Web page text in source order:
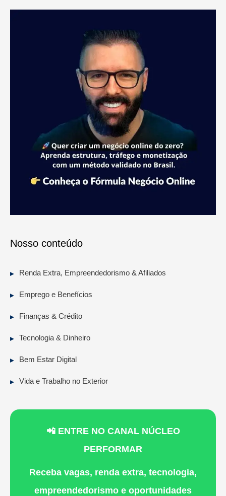
Nosso conteúdo
Renda Extra, Empreendedorismo & Afiliados
Emprego e Benefícios
Finanças & Crédito
Tecnologia & Dinheiro
Bem Estar Digital
Vida e Trabalho no Exterior
📲 ENTRE NO CANAL NÚCLEO
PERFORMAR
Receba vagas, renda extra, tecnologia,
empreendedorismo e oportunidades